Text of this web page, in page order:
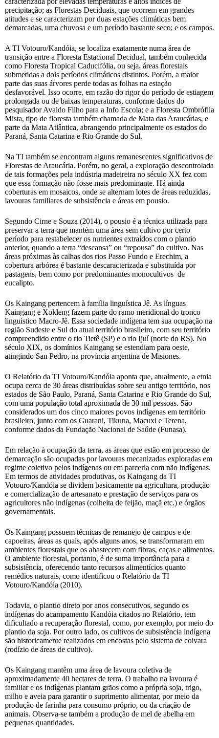
precipitação; as Florestas Deciduais, que ocorrem em grandes
atitudes e se caracterizam por duas estações climáticas bem
demarcadas, uma chuvosa e um período bastante seco; e os campos.
A TI Votouro/Kandóia, se localiza exatamente numa área de
transição entre a Floresta Estacional Decidual, também conhecida
como Floresta Tropical Caducifólia, ou seja, áreas florestais
submetidas a dois períodos climáticos distintos. Porém, a maior
parte das suas árvores perde todas as folhas na estação
desfavorável. Isso ocorre, em razão do rigor do período de estiagem
prolongada ou de baixas temperaturas, conforme dados do
pesquisador Avaldo Filho para a Info Escola; e a Floresta Ombrófila
Mista, tipo de floresta também chamada de Mata das Araucárias, e
parte da Mata Atlântica, abrangendo principalmente os estados do
Paraná, Santa Catarina e Rio Grande do Sul.
Na TI também se encontram alguns remanescentes significativos de
Florestas de Araucária. Porém, no geral, a exploração descontrolada
de tais formações pela indústria madeireira no século XX fez com
que essa formação não fosse mais predominante. Há ainda
coberturas em mosaicos, onde se alternam lotes de áreas reduzidas,
lavouras familiares de subsistência e áreas em pousio.
Segundo Cirne e Souza (2014), o pousio é a técnica utilizada para
preservar a terra que mantém uma área sem cultivo por certo
período para restabelecer os nutrientes extraídos com o plantio
anterior, quando a terra “descansa” ou “repousa” do cultivo. Nas
áreas próximas às calhas dos rios Passo Fundo e Erechim, a
cobertura arbórea é bastante descaracterizada e substituída por
pastagens, bem como por predominantes monocultivos de
eucalipto.
Os Kaingang pertencem à família linguística Jê. As línguas
Kaingang e Xokleng fazem parte do ramo meridional do tronco
linguístico Macro-Jê. Essa sociedade indígena tem sua ocupação na
região Sudeste e Sul do atual território brasileiro, com seu território
compreendido entre o rio Tietê (SP) e o rio Ijuí (norte do RS). No
século XIX, os domínios Kaingang se estendiam para oeste,
atingindo San Pedro, na província argentina de Misiones.
O Relatório da TI Votouro/Kandóia aponta que, atualmente, a etnia
ocupa cerca de 30 áreas distribuídas sobre seu antigo território, nos
estados de São Paulo, Paraná, Santa Catarina e Rio Grande do Sul,
com uma população total aproximada de 30 mil pessoas. São
considerados um dos cinco maiores povos indígenas em território
brasileiro, junto com os Guarani, Tikuna, Macuxi e Terena,
conforme dados da Fundação Nacional de Saúde (Funasa).
Em relação à ocupação da terra, as áreas que estão em processo de
demarcação são ocupadas por lavouras mecanizadas exploradas em
regime coletivo pelos indígenas ou em parceria com não indígenas.
Em termos de atividades produtivas, os Kaingang da TI
Votouro/Kandóia se dividem basicamente na agricultura, produção
e comercialização de artesanato e prestação de serviços para os
agricultores não indígenas (colheita de feijão, maçã etc.) e órgãos
governamentais.
Os Kaingang possuem técnicas de remanejo de campos e de
capoeiras, áreas as quais, após alguns anos, se transformaram em
ambientes florestais que os abastecem com fibras, caças e alimentos.
O ambiente florestal, portanto, é de suma importância para a
subsistência, oferecendo tanto recursos alimentícios quanto
remédios naturais, como identificou o Relatório da TI
Votouro/Kandóia (2010).
Todavia, o plantio direto por anos consecutivos, segundo os
indígenas do acampamento Kandóia citados no Relatório, tem
dificultado a recuperação florestal, como, por exemplo, por meio do
plantio da soja. Por outro lado, os cultivos de subsistência indígena
são historicamente realizados em encostas pelo sistema de coivara
(rodízio de áreas de cultivo).
Os Kaingang mantêm uma área de lavoura coletiva de
aproximadamente 40 hectares de terra. O trabalho na lavoura é
familiar e os indígenas plantam grãos como a própria soja, trigo,
milho e aveia para garantir o suprimento alimentar, por meio da
produção de farinha para consumo próprio, ou da criação de
animais. Observa-se também a produção de mel de abelha em
pequenas quantidades.